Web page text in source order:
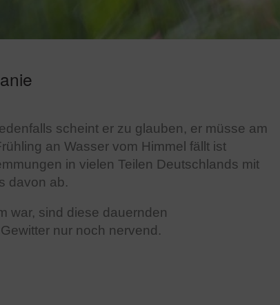
scheint er zu glauben, er müsse am
an Wasser vom Himmel fällt ist
in vielen Teilen Deutschlands mit
davon ab.
war, sind diese dauernden
nur noch nervend.